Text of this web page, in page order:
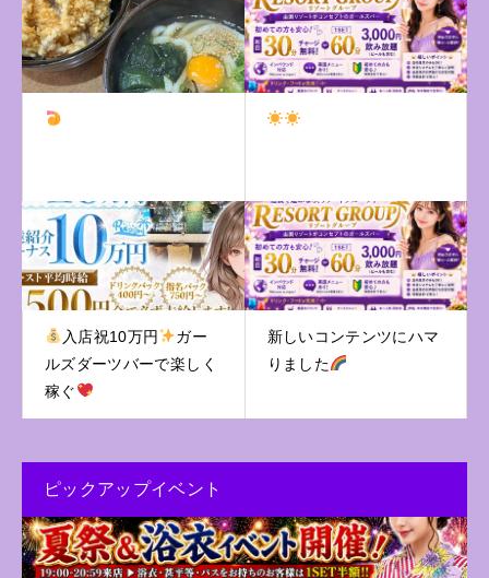
入店祝10万円
ガー
ルズダーツバーで楽しく
稼ぐ
新しいコンテンツにハマ
りました
ピックアップイベント